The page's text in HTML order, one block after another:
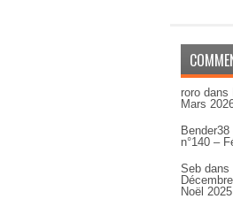
roro dans
Mars
Bender38
n°140 –
Seb dans
Noël